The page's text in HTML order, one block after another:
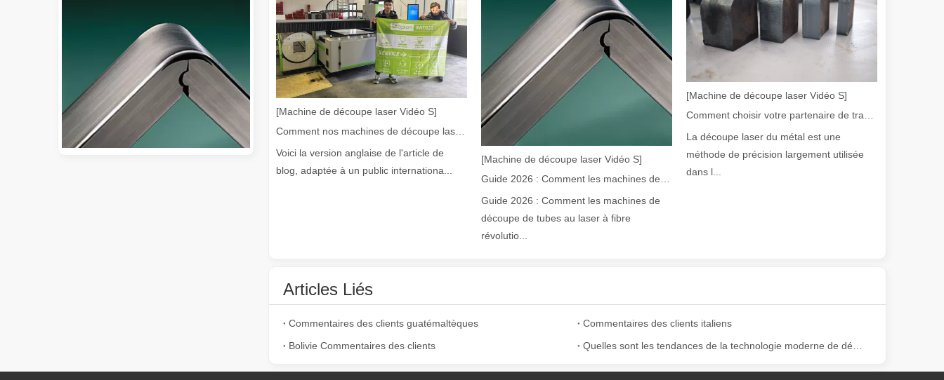
Guide 2026 : Comment les machines de découpe de tubes au laser à fibre révolutionnent la fabrication de tuyauxDans le monde en évolution rapide de la fabrication métallique, l'efficacité et la
[Machine de découpe laser Vidéo S]
Voici la version anglaise de l'article de
blog, adaptée à un public internationa...
[Machine de découpe laser Vidéo S]
Guide 2026 : Comment les machines de
découpe de tubes au laser à fibre
révolutio...
[Machine de découpe laser Vidéo S]
Comment choisir votre partenaire de travail : machine de découpe laser
La découpe laser du métal est une
méthode de précision largement utilisée
dans l...
Articles Liés
Commentaires des clients guatémaltèques
Commentaires des clients italiens
Bolivie Commentaires des clients